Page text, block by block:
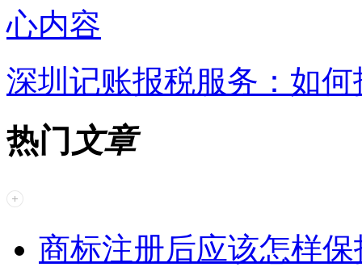
心内容
深圳记账报税服务：如
热门 文章
商标注册后应该怎样保